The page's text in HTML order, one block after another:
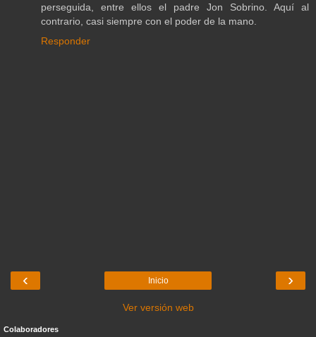
perseguida, entre ellos el padre Jon Sobrino. Aquí al
contrario, casi siempre con el poder de la mano.
Responder
‹ ›
Inicio
Ver versión web
Colaboradores